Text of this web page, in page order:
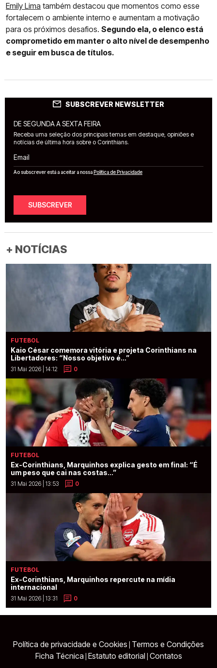
Emily Lima também destacou que momentos como esse
fortalecem o ambiente interno e aumentam a motivação
para os próximos desafios. Segundo ela, o elenco está
comprometido em manter o alto nível de desempenho
e seguir em busca de títulos.
SUBSCREVER NEWSLETTER
DE SEGUNDA A SEXTA FEIRA
Receba uma seleção dos principais temas em destaque, opiniões e
notícias de última hora sobre o Corinthians.
Email
Ao subscrever está a aceitar a nossaPolítica de Privacidade
SUBSCREVER
+ NOTÍCIAS
FUTEBOL
Kaio César comemora vitória e projeta Corinthians na
Libertadores: “Nosso objetivo é...”
31 Mai 2026 | 14:12 0
FUTEBOL
Ex-Corinthians, Marquinhos explica gesto em final: “É
um peso que cai nas costas...”
31 Mai 2026 | 13:53 0
FUTEBOL
Ex-Corinthians, Marquinhos repercute na mídia
internacional
31 Mai 2026 | 13:31 0
Política de privacidade e Cookies Termos e Condições
Ficha Técnica Estatuto editorial Contatos